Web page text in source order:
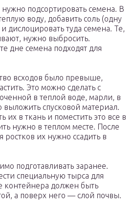
подсортировать семена. В
воду, добавить соль (одну
дислоцировать туда семена. Те,
нужно выбросить.
дне семена подходят для
всходов было превыше,
Это можно сделать с
в теплой воде, марли, в
спусковой материал.
их в ткань и поместить это все в
нужно в теплом месте. После
ростков их нужно ссадить в
подготавливать заранее.
специальную тырса для
контейнера должен быть
а поверх него — слой почвы.